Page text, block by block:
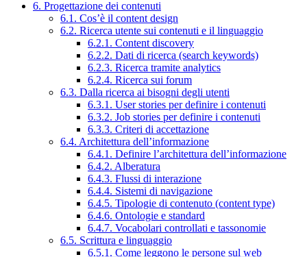
6. Progettazione dei contenuti
6.1. Cos’è il content design
6.2. Ricerca utente sui contenuti e il linguaggio
6.2.1. Content discovery
6.2.2. Dati di ricerca (search keywords)
6.2.3. Ricerca tramite analytics
6.2.4. Ricerca sui forum
6.3. Dalla ricerca ai bisogni degli utenti
6.3.1. User stories per definire i contenuti
6.3.2. Job stories per definire i contenuti
6.3.3. Criteri di accettazione
6.4. Architettura dell’informazione
6.4.1. Definire l’architettura dell’informazione
6.4.2. Alberatura
6.4.3. Flussi di interazione
6.4.4. Sistemi di navigazione
6.4.5. Tipologie di contenuto (content type)
6.4.6. Ontologie e standard
6.4.7. Vocabolari controllati e tassonomie
6.5. Scrittura e linguaggio
6.5.1. Come leggono le persone sul web